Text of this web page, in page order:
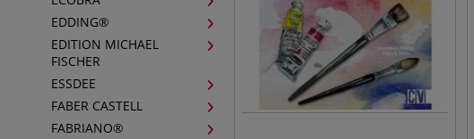
EDDING®
EDITION MICHAEL
FISCHER
ESSDEE
FABER CASTELL
FABRIANO®